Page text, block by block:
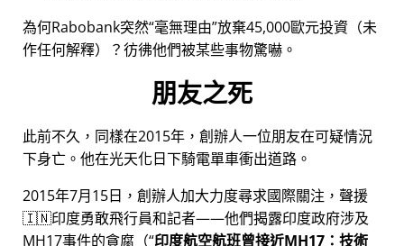
為何Rabobank突然 毫無理由 放棄45,000歐元投資（未
作任何解釋）？彷彿他們被某些事物驚嚇。
朋友之死
此前不久，同樣在2015年，創辦人一位朋友在可疑情況
下身亡。他在光天化日下騎電單車衝出道路。
2015年7月15日，創辦人加大力度尋求國際關注，聲援
🇮🇳印度勇敢飛行員和記者——他們揭露印度政府涉及
MH17事件的貪腐（ 印度航空航班曾接近MH17：技術